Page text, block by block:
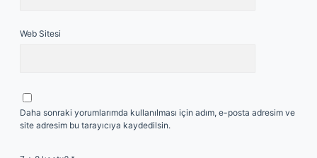
Web Sitesi
Daha sonraki yorumlarımda kullanılması için adım, e-posta adresim ve
site adresim bu tarayıcıya kaydedilsin.